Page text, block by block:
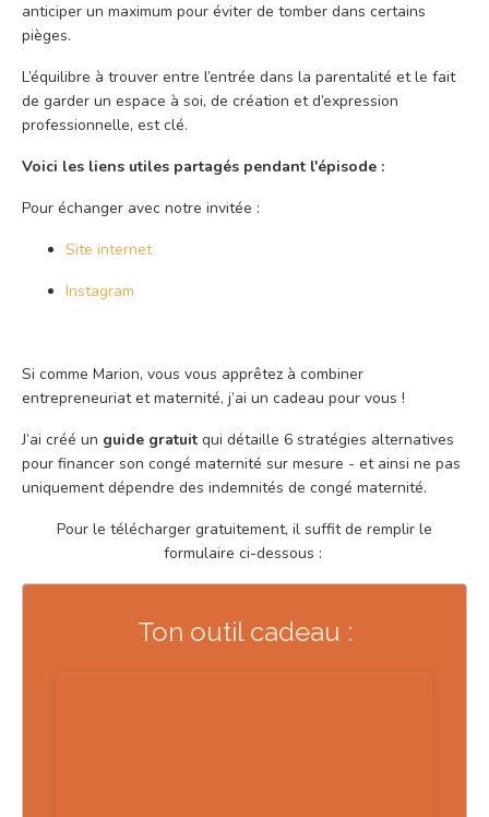
anticiper un maximum pour éviter de tomber dans certains
pièges.
L’équilibre à trouver entre l’entrée dans la parentalité et le fait
de garder un espace à soi, de création et d’expression
professionnelle, est clé.
Voici les liens utiles partagés pendant l'épisode :
Pour échanger avec notre invitée :
Site internet
Instagram
Si comme Marion, vous vous apprêtez à combiner
entrepreneuriat et maternité, j’ai un cadeau pour vous !
J’ai créé un guide gratuit qui détaille 6 stratégies alternatives
pour financer son congé maternité sur mesure - et ainsi ne pas
uniquement dépendre des indemnités de congé maternité.
Pour le télécharger gratuitement, il suffit de remplir le
formulaire ci-dessous :
Ton outil cadeau :